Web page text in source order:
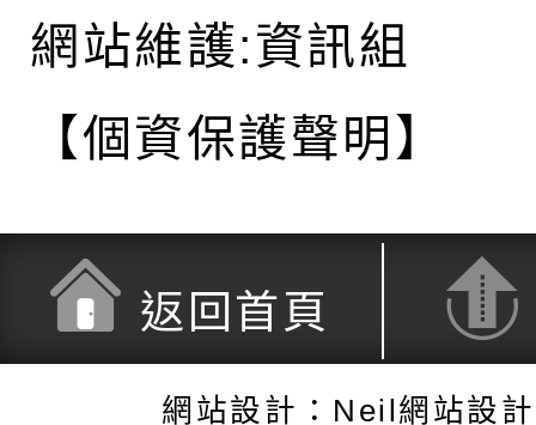
網站維護:資訊組
【個資保護聲明】
返回首頁
網站設計：Neil網站設